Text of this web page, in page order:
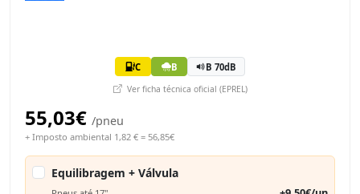
C B B 70dB
Ver ficha técnica oficial (EPREL)
55,03€ /pneu
+ Imposto ambiental 1,82 € = 56,85€
Equilibragem + Válvula